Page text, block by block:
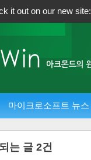
it out on our new site:
마이크로소프트 뉴스
는 글 2건